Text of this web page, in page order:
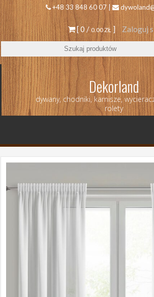
+48 33 848 60 07 |
[ 0 /0.00 ZŁ ] Zaloguj
Dekorland
dywany, chodniki, karnisze,
rolety